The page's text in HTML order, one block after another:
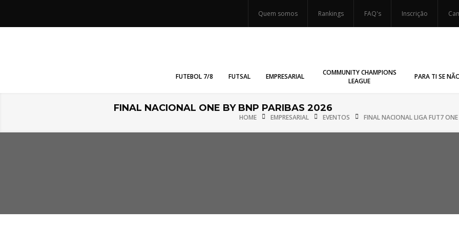
Quem somos Rankings FAQ's Inscrição
FUTEBOL 7/8 FUTSAL EMPRESARIAL
COMMUNITY CHAMPIONS
LEAGUE
PARA TI SE
FINAL NACIONAL ONE BY BNP PARIBAS 2026
HOME EMPRESARIAL EVENTOS FINAL NACIONAL LIGA FUT7